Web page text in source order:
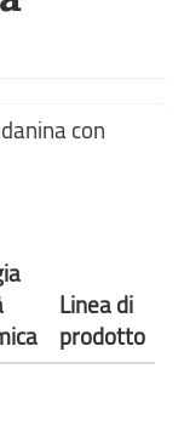
con
Linea di
prodotto